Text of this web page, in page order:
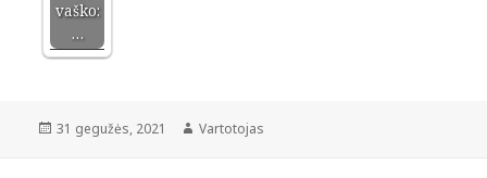
vaško:
…
Paskelbta
31 gegužės, 2021 Autorius
Vartotojas